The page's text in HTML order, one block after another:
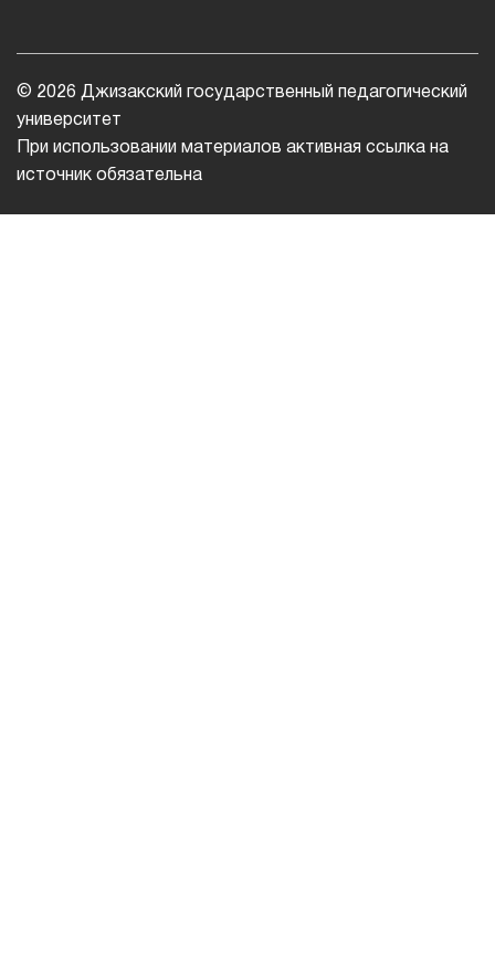
© 2026 Джизакский государственный педагогический
университет
При использовании материалов активная ссылка на
источник обязательна